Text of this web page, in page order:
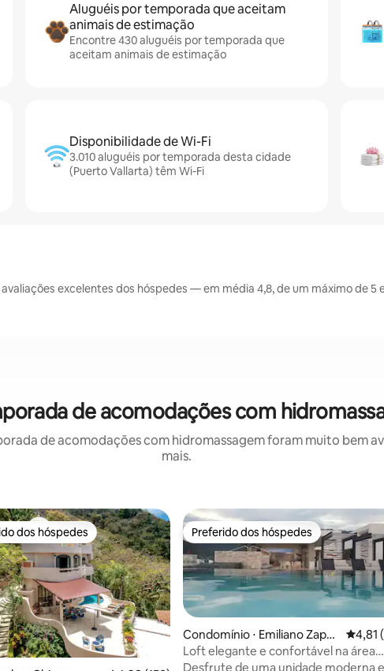
Aluguéis por temporada que aceitam
animais de estimação
Encontre 430 aluguéis por temporada que
aceitam animais de estimação
Disponibilidade de Wi-Fi
3.010 aluguéis por temporada desta cidade
(Puerto Vallarta) têm Wi-Fi
excelentes dos hóspedes — em média 4,8, de um máximo de 5
de acomodações com
de acomodações com hidromassagem foram muito bem
mais.
preferidos dos hóspedes
dos hóspedes Preferido dos hóspedes
Preferido dos hóspedes
Condomínio ⋅ Emiliano Zapat
a
4,81
4,81
Loft elegante e confortável na área
chique de Vallarta
Desfrute de uma unidade moderna e